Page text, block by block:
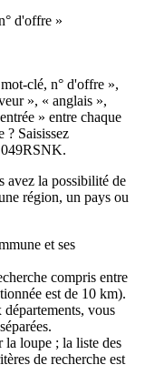
d'offre »
clé, n° d'offre »,
», « anglais »,
» entre chaque
? Saisissez
049RSNK.
avez la possibilité de
région, un pays ou
et ses
compris entre
est de 10 km).
vous
la loupe ; la liste des
de recherche est